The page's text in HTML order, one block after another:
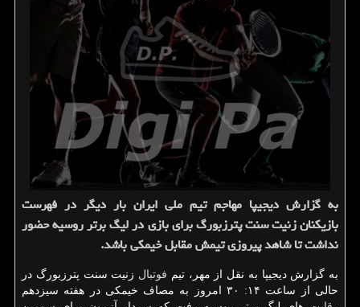
به گزارش دیجیپا مهاجم تیم ملی ایران بار دیگر در فهرست
بازیكنان زنیت سنت پترزبورگ برای بازی در لیگ برتر روسیه حضور
نداشت تا شاهد پیروزی تیمش مقابل خیمكی باشد.
به گزارش دیجیپا به نقل از مهر، تیم فوتبال زنیت سنت پترزبورگ در
حالی از ساعت ۱۴: ۳۰ امروز به مصاف خیمکی در هفته سیزدهم